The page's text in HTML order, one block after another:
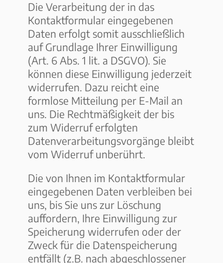
Die Verarbeitung der in das
Kontaktformular eingegebenen
Daten erfolgt somit ausschließlich
auf Grundlage Ihrer Einwilligung
(Art. 6 Abs. 1 lit. a DSGVO). Sie
können diese Einwilligung jederzeit
widerrufen. Dazu reicht eine
formlose Mitteilung per E-Mail an
uns. Die Rechtmäßigkeit der bis
zum Widerruf erfolgten
Datenverarbeitungsvorgänge bleibt
vom Widerruf unberührt.
Die von Ihnen im Kontaktformular
eingegebenen Daten verbleiben bei
uns, bis Sie uns zur Löschung
auffordern, Ihre Einwilligung zur
Speicherung widerrufen oder der
Zweck für die Datenspeicherung
entfällt (z.B. nach abgeschlossener